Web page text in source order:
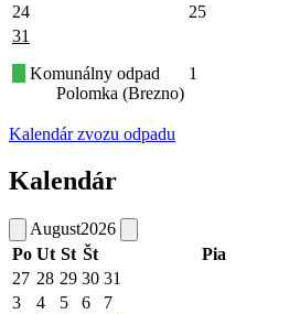
24 25
31
Komunálny odpad
Polomka (Brezno)
1
Kalendár zvozu odpadu
Kalendár
August2026
Po Ut St Št Pia
27 28 29 30 31
3
4 5 6 7